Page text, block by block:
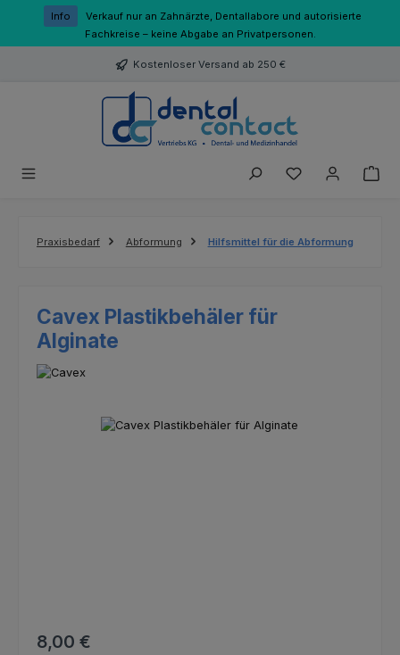
Zum Hauptinhalt springen
Info
Verkauf nur an Zahnärzte, Dentallabore und autorisierte
Fachkreise – keine Abgabe an Privatpersonen.
Kostenloser Versand ab 250 €
Du hast 0
Praxisbedarf Abformung Hilfsmittel für die Abformung
Cavex Plastikbehäler für
Alginate
Bildergalerie überspringen
Regulärer Preis:
8,00 €